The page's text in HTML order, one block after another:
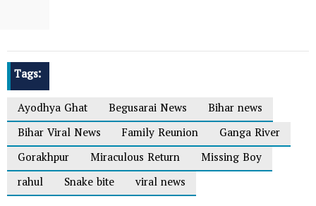
Tags:
Ayodhya Ghat
Begusarai News
Bihar news
Bihar Viral News
Family Reunion
Ganga River
Gorakhpur
Miraculous Return
Missing Boy
rahul
Snake bite viral news